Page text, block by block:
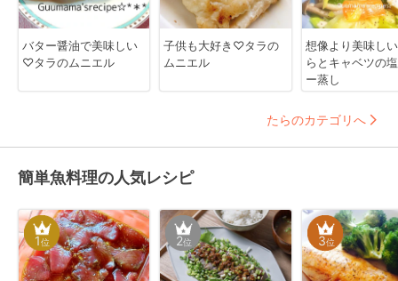
バター醤油で美味しい
♡タラのムニエル
子供も大好き♡タラの
ムニエル
想像より美味し
らとキャベツの
ー蒸し
たらのカテゴリへ
簡単魚料理の人気レシピ
1位 2位 3位